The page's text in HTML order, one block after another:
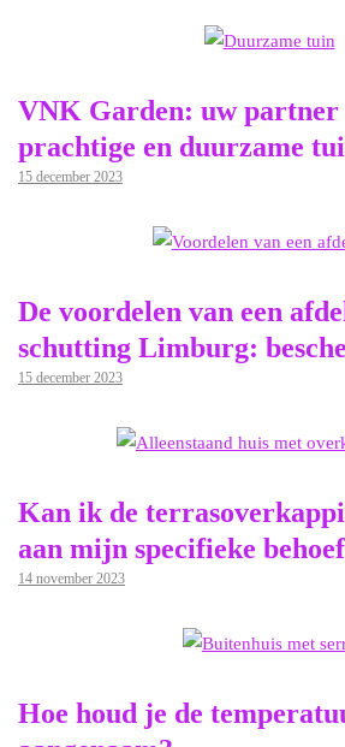
VNK Garden: uw partner
prachtige en duurzame
15 december 2023
De voordelen van een
schutting Limburg:
15 december 2023
Kan ik de
aan mijn specifieke
14 november 2023
Hoe houd je de